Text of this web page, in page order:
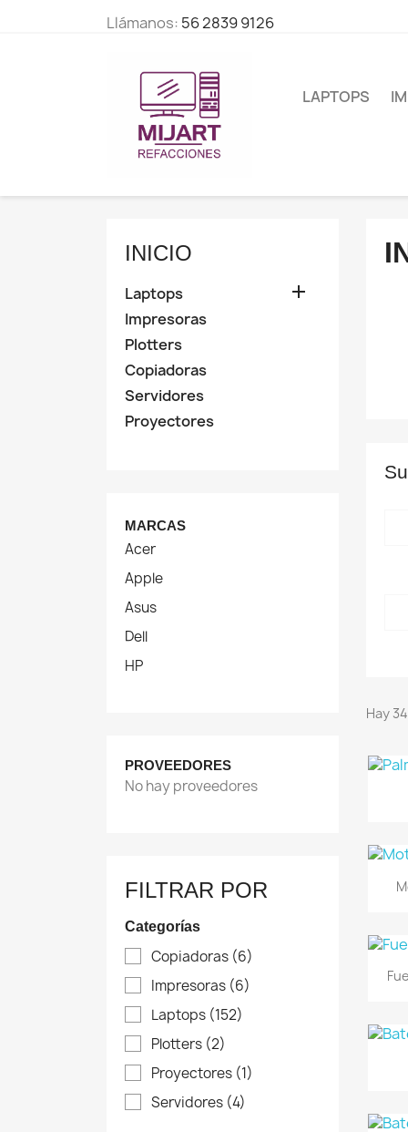
Llámanos: 56 2839 9126
LAPTOPS
INICIO
Laptops 
Impresoras
Plotters
Copiadoras
Servidores
Proyectores
MARCAS
Acer
Apple
Asus
Dell
HP
PROVEEDORES
No hay proveedores
FILTRAR POR
Categorías
Copiadoras (6)
Impresoras (6)
Laptops (152)
Plotters (2)
Proyectores (1)
Servidores (4)
Hay